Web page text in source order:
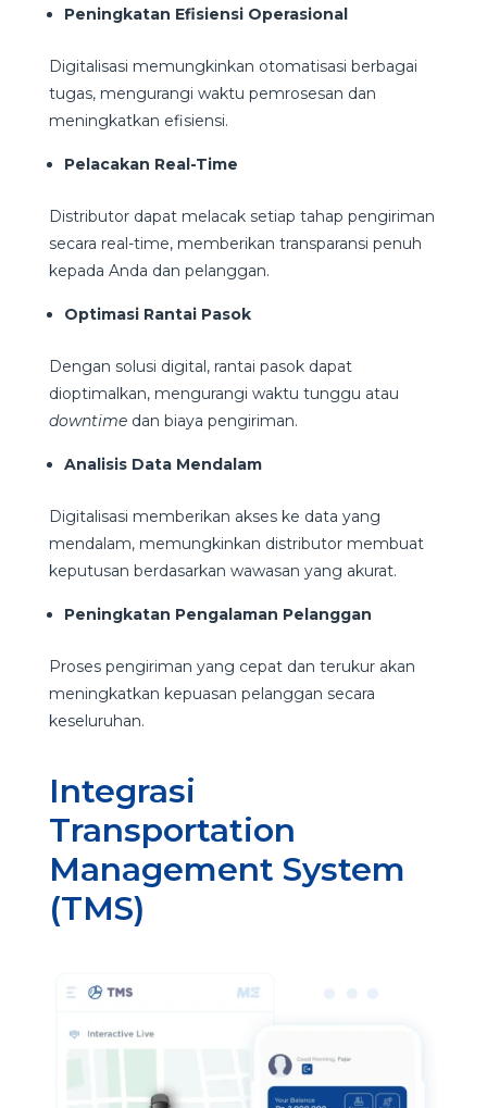
Peningkatan Efisiensi Operasional
Digitalisasi memungkinkan otomatisasi berbagai
tugas, mengurangi waktu pemrosesan dan
meningkatkan efisiensi.
Pelacakan Real-Time
Distributor dapat melacak setiap tahap pengiriman
secara real-time, memberikan transparansi penuh
kepada Anda dan pelanggan.
Optimasi Rantai Pasok
Dengan solusi digital, rantai pasok dapat
dioptimalkan, mengurangi waktu tunggu atau
downtimedan biaya pengiriman.
Analisis Data Mendalam
Digitalisasi memberikan akses ke data yang
mendalam, memungkinkan distributor membuat
keputusan berdasarkan wawasan yang akurat.
Peningkatan Pengalaman Pelanggan
Proses pengiriman yang cepat dan terukur akan
meningkatkan kepuasan pelanggan secara
keseluruhan.
Integrasi
Transportation
Management System
(TMS)